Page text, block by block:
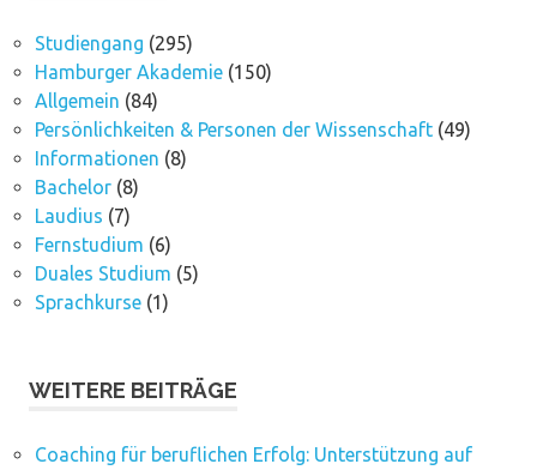
Studiengang (295)
Hamburger Akademie(150)
Allgemein (84)
Persönlichkeiten & Personen der Wissenschaft(49)
Informationen (8)
Bachelor(8)
Laudius (7)
Fernstudium (6)
Duales Studium (5)
Sprachkurse(1)
WEITERE BEITRÄGE
Coaching für beruflichen Erfolg: Unterstützung auf